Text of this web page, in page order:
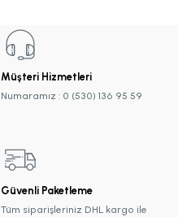
Müşteri Hizmetleri
Numaramız : 0 (530) 136 95 59
Güvenli Paketleme
Tüm siparişleriniz DHL kargo ile